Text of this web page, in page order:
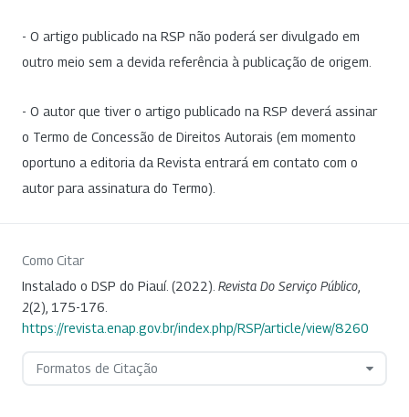
- O artigo publicado na RSP não poderá ser divulgado em
outro meio sem a devida referência à publicação de origem.
- O autor que tiver o artigo publicado na RSP deverá assinar
o Termo de Concessão de Direitos Autorais (em momento
oportuno a editoria da Revista entrará em contato com o
autor para assinatura do Termo).
Como Citar
Instalado o DSP do Piauí. (2022). Revista Do Serviço Público
2(2), 175-176.
https://revista.enap.gov.br/index.php/RSP/article/view/8260
Formatos de Citação